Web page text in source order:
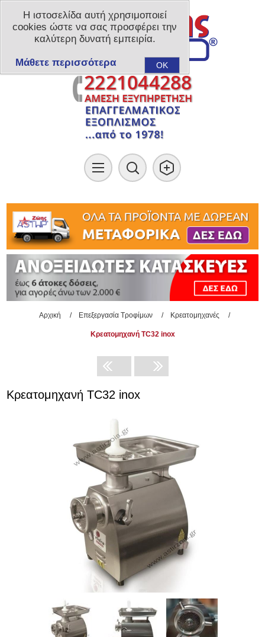
Αρχική / Επεξεργασία Τροφίμων / Κρεατομηχανές /
Κρεατομηχανή TC32 inox
Κρεατομηχανή TC32 inox
Η ιστοσελίδα αυτή χρησιμοποιεί
cookies ώστε να σας προσφέρει την
καλύτερη δυνατή εμπειρία.
OK
Μάθετε περισσότερα